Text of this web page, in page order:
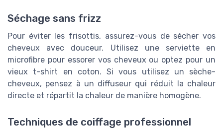
Séchage sans frizz
Pour éviter les frisottis, assurez-vous de sécher vos
cheveux avec douceur. Utilisez une serviette en
microfibre pour essorer vos cheveux ou optez pour un
vieux t-shirt en coton. Si vous utilisez un sèche-
cheveux, pensez à un diffuseur qui réduit la chaleur
directe et répartit la chaleur de manière homogène.
Techniques de coiffage professionnel